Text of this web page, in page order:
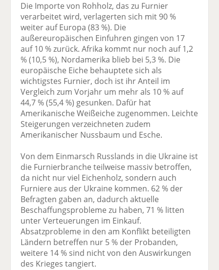
Die Importe von Rohholz, das zu Furnier
verarbeitet wird, verlagerten sich mit 90 %
weiter auf Europa (83 %). Die
außereuropäischen Einfuhren gingen von 17
auf 10 % zurück. Afrika kommt nur noch auf 1,2
% (10,5 %), Nordamerika blieb bei 5,3 %. Die
europäische Eiche behauptete sich als
wichtigstes Furnier, doch ist ihr Anteil im
Vergleich zum Vorjahr um mehr als 10 % auf
44,7 % (55,4 %) gesunken. Dafür hat
Amerikanische Weißeiche zugenommen. Leichte
Steigerungen verzeichneten zudem
Amerikanischer Nussbaum und Esche.
Von dem Einmarsch Russlands in die Ukraine ist
die Furnierbranche teilweise massiv betroffen,
da nicht nur viel Eichenholz, sondern auch
Furniere aus der Ukraine kommen. 62 % der
Befragten gaben an, dadurch aktuelle
Beschaffungsprobleme zu haben, 71 % litten
unter Verteuerungen im Einkauf.
Absatzprobleme in den am Konflikt beteiligten
Ländern betreffen nur 5 % der Probanden,
weitere 14 % sind nicht von den Auswirkungen
des Krieges tangiert.